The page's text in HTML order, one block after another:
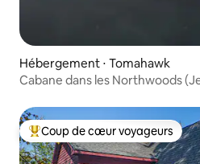
Hébergement ⋅ Tomahawk
Cabane dans les Northwoods
Coups de cœur voyageurs les
Coup de cœur voyageurs